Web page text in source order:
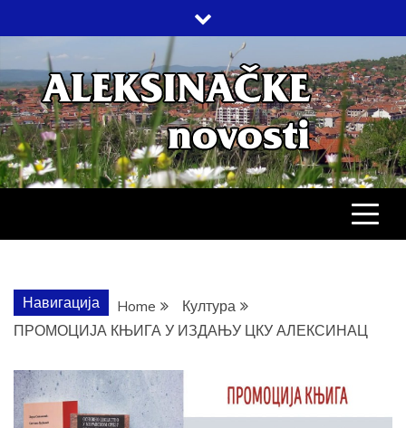
to
content
НОВОСТИ
ДРУШТВО, КУЛТУРА, ЕКОНОМИЈА,
СПОРТ, ПОСЛОВНИ ИМЕНИК,
Навигација Home
Култура
ПРОМОЦИЈА КЊИГА У ИЗДАЊУ ЦКУ АЛЕКСИНАЦ